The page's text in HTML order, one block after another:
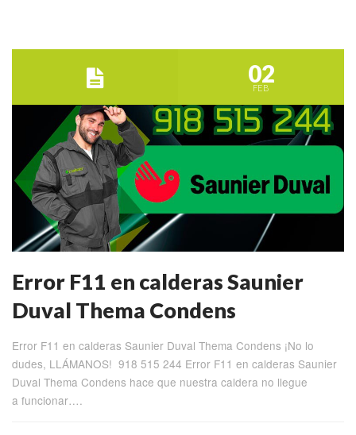
02
FEB
Error F11 en calderas Saunier
Duval Thema Condens
Error F11 en calderas Saunier Duval Thema Condens ¡No lo
dudes, LLÁMANOS! 918 515 244 Error F11 en calderas Saunier
Duval Thema Condens hace que nuestra caldera no llegue
a funcionar….